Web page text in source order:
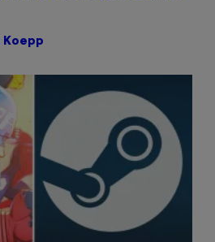
Koepp